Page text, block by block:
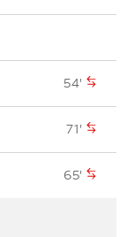
54'
71'
65'